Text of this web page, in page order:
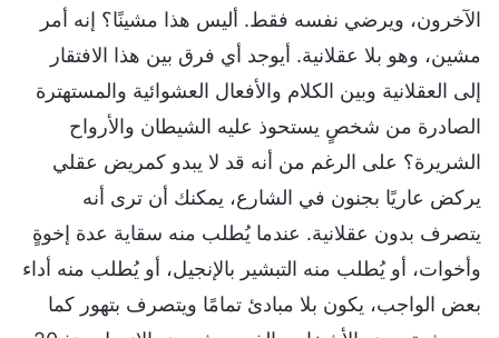
الآخرون، ويرضي نفسه فقط. أليس هذا مشينًا؟ إنه أمر
مشين، وهو بلا عقلانية. أيوجد أي فرق بين هذا الافتقار
إلى العقلانية وبين الكلام والأفعال العشوائية والمستهترة
الصادرة من شخصٍ يستحوذ عليه الشيطان والأرواح
الشريرة؟ على الرغم من أنه قد لا يبدو كمريض عقلي
يركض عاريًا بجنون في الشارع، يمكنك أن ترى أنه
يتصرف بدون عقلانية. عندما يُطلب منه سقاية عدة إخوةٍ
وأخوات، أو يُطلب منه التبشير بالإنجيل، أو يُطلب منه أداء
بعض الواجب، يكون بلا مبادئ تمامًا ويتصرف بتهور كما